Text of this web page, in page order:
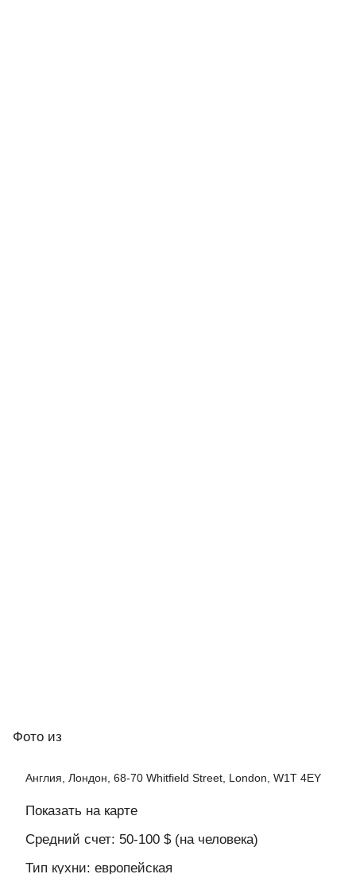
Фото из
Англия, Лондон, 68-70 Whitfield Street, London, W1T 4EY
Показать на карте
Средний счет: 50-100 $ (на человека)
Тип кухни: европейская